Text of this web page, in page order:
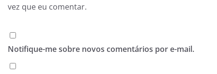
vez que eu comentar.
Notifique-me sobre novos comentários por e-mail.